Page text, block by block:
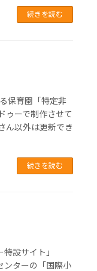
続きを読む
保育園「特定非
ゥーで制作させて
ん以外は更新でき
続きを読む
設サイト」
ンターの「国際小